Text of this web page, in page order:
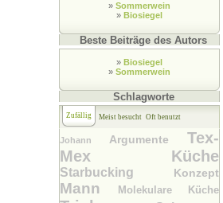
» Sommerwein
» Biosiegel
Beste Beiträge des Autors
» Biosiegel
» Sommerwein
Schlagworte
Zufällig Meist besucht Oft benutzt
Johann Argumente Tex-
Mex Küche
Starbucking Konzept
Mann Molekulare Küche